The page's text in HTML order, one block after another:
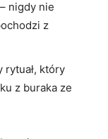
– nigdy nie
z
rytuał, który
z buraka ze